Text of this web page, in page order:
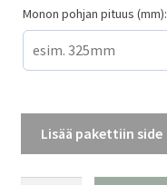
Monon pohjan pituus (mm):
Lisää pakettiin side